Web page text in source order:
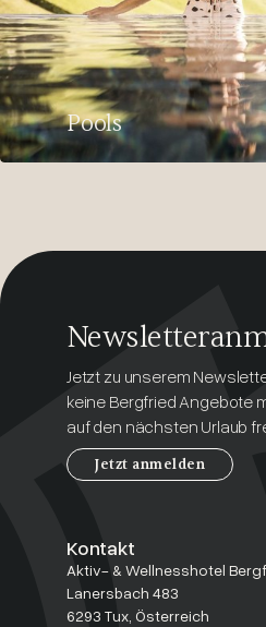
Pools
Jetzt zu unserem
keine Bergfried Angebote
auf den nächsten Urlaub
Jetzt anmelden
Kontakt
Aktiv- & Wellnesshotel
Lanersbach 483
6293 Tux, Österreich